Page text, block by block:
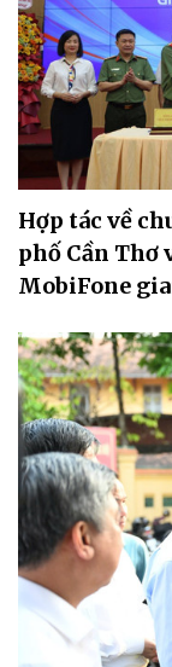
Hợp tác về
phố Cần Thơ
MobiFone